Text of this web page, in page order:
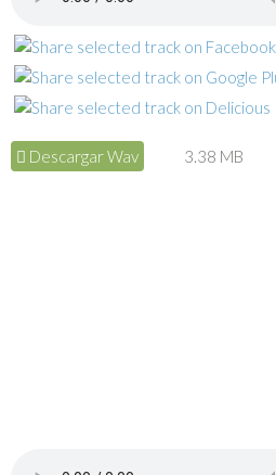
Descargar Wav 3.38 MB